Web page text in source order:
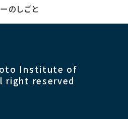
のしごと
Institute of
right reserved